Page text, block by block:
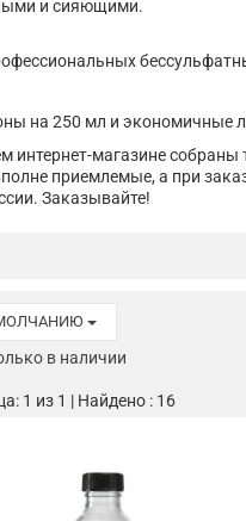
и сияющими.
на 250 мл и экономичные
интернет-магазине
приемлемые, а при
Заказывайте!
в наличии
1 из 1 | Найдено : 16